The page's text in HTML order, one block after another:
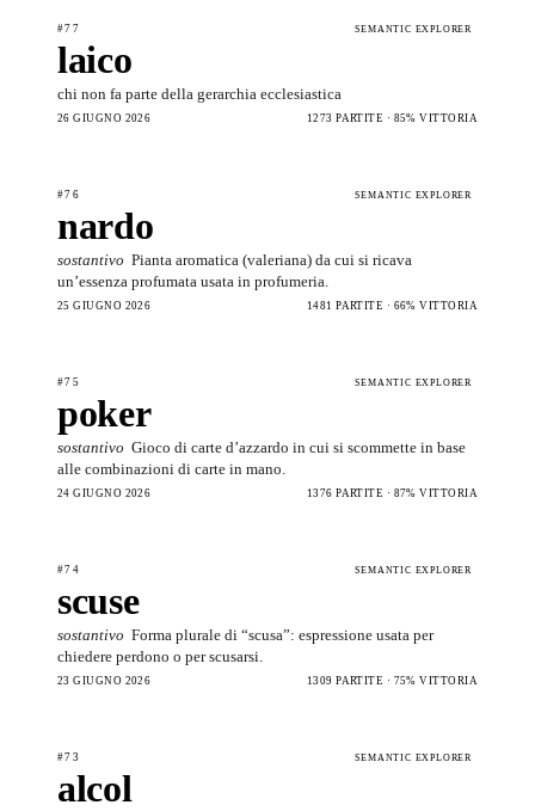
#77 SEMANTIC EXPLORER
laico
chi non fa parte della gerarchia ecclesiastica
26 GIUGNO 2026 1273 PARTITE · 85% VITTORIA
#76 SEMANTIC EXPLORER
nardo
sostantivo Pianta aromatica (valeriana) da cui si ricava
un’essenza profumata usata in profumeria.
25 GIUGNO 2026 1481 PARTITE · 66% VITTORIA
#75 SEMANTIC EXPLORER
poker
sostantivo Gioco di carte d’azzardo in cui si scommette in base
alle combinazioni di carte in mano.
24 GIUGNO 2026 1376 PARTITE · 87% VITTORIA
#74 SEMANTIC EXPLORER
scuse
sostantivo Forma plurale di “scusa”: espressione usata per
chiedere perdono o per scusarsi.
23 GIUGNO 2026 1309 PARTITE · 75% VITTORIA
#73 SEMANTIC EXPLORER
alcol